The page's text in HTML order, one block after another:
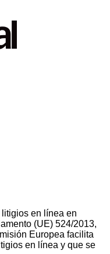
en línea en
(UE) 524/2013,
Europea facilita
en línea y que se